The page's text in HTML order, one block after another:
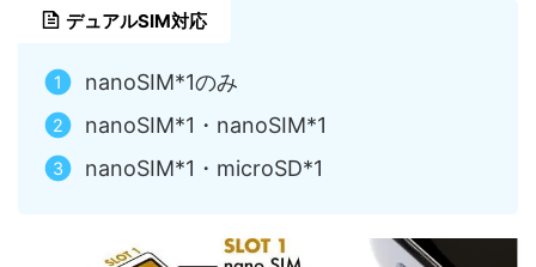
デュアルSIM対応
nanoSIM*1のみ
nanoSIM*1・nanoSIM*1
nanoSIM*1・microSD*1